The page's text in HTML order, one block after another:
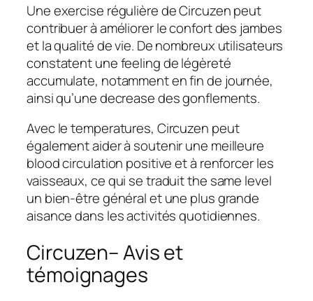
Une exercise régulière de Circuzen peut
contribuer à améliorer le confort des jambes
et la qualité de vie. De nombreux utilisateurs
constatent une feeling de légèreté
accumulate, notamment en fin de journée,
ainsi qu’une decrease des gonflements.
Avec le temperatures, Circuzen peut
également aider à soutenir une meilleure
blood circulation positive et à renforcer les
vaisseaux, ce qui se traduit the same level
un bien-être général et une plus grande
aisance dans les activités quotidiennes.
Circuzen– Avis et
témoignages